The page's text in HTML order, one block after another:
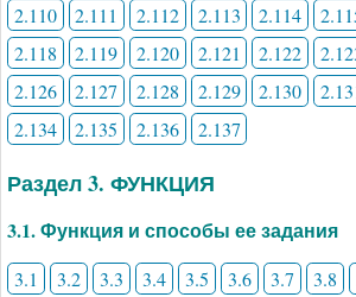
2.110
2.111 2.112 2.113 2.114
2.118
2.119 2.120 2.121 2.122
2.126
2.127 2.128 2.129 2.130
2.134
2.135 2.136 2.137
Раздел 3. ФУНКЦИЯ
3.1. Функция и способы ее задания
3.1 3.2 3.3 3.4 3.5 3.6 3.7 3.8